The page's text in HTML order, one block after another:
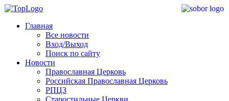
Главная
Все новости
Вход/Выход
Поиск по сайту
Новости
Православная Церковь
Российская Православная Церковь
РПЦЗ
Старостильные Церкви